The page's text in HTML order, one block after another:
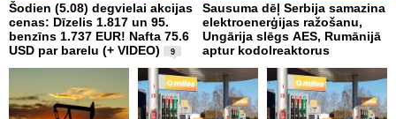
Šodien (5.08) degvielai akcijas
cenas: Dīzelis 1.817 un 95.
benzīns 1.737 EUR! Nafta 75.6
USD par barelu (+ VIDEO)
9
Sausuma dēļ Serbija samazina
elektroenerģijas ražošanu,
Ungārija slēgs AES, Rumānijā
aptur kodolreaktorus